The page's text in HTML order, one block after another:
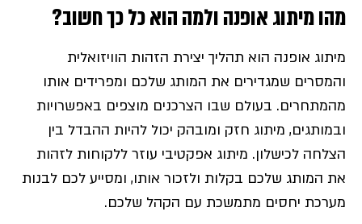
מהו מיתוג אופנה ולמה הוא כל כך חשוב?
מיתוג אופנה הוא תהליך יצירת הזהות הוויזואלית
והמסרים שמגדירים את המותג שלכם ומפרידים אותו
מהמתחרים. בעולם שבו הצרכנים מוצפים באפשרויות
ובמותגים, מיתוג חזק ומובהק יכול להיות ההבדל בין
הצלחה לכישלון. מיתוג אפקטיבי עוזר ללקוחות לזהות
את המותג שלכם בקלות ולזכור אותו, ומסייע לכם לבנות
מערכת יחסים מתמשכת עם הקהל שלכם.